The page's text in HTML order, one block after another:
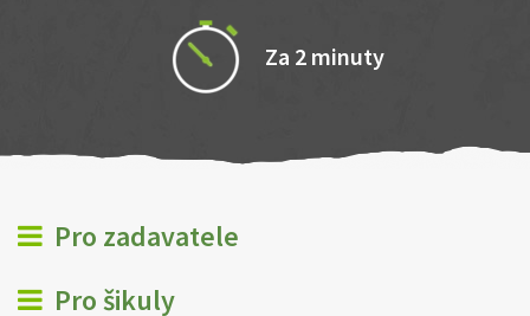
Za 2 minuty
Pro zadavatele
Pro šikuly